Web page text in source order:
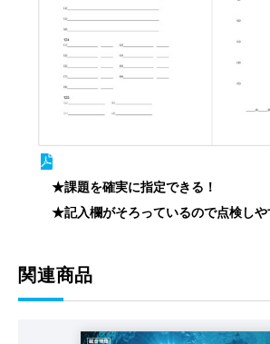
★課題を確実に指定できる！
★記入欄がそろっているので点検しや
関連商品